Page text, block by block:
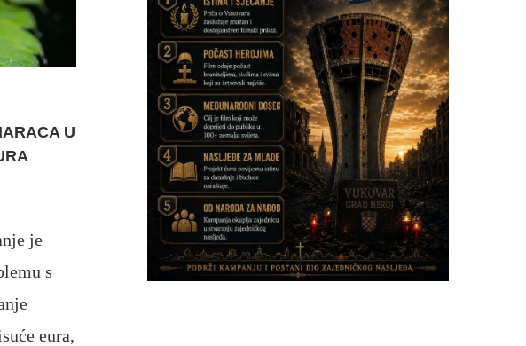
U
je
s
eura,